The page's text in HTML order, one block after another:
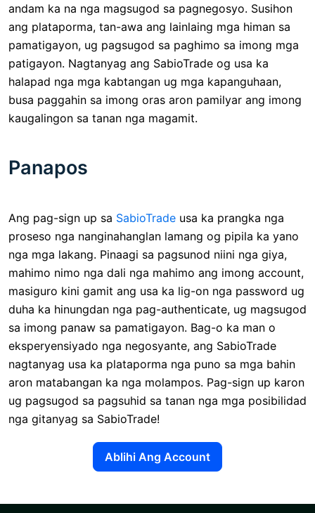
andam ka na nga magsugod sa pagnegosyo. Susihon
ang plataporma, tan-awa ang lainlaing mga himan sa
pamatigayon, ug pagsugod sa paghimo sa imong mga
patigayon. Nagtanyag ang SabioTrade og usa ka
halapad nga mga kabtangan ug mga kapanguhaan,
busa paggahin sa imong oras aron pamilyar ang imong
kaugalingon sa tanan nga magamit.
Panapos
Ang pag-sign up sa SabioTrade usa ka prangka nga
proseso nga nanginahanglan lamang og pipila ka yano
nga mga lakang. Pinaagi sa pagsunod niini nga giya,
mahimo nimo nga dali nga mahimo ang imong account,
masiguro kini gamit ang usa ka lig-on nga password ug
duha ka hinungdan nga pag-authenticate, ug magsugod
sa imong panaw sa pamatigayon. Bag-o ka man o
eksperyensiyado nga negosyante, ang SabioTrade
nagtanyag usa ka plataporma nga puno sa mga bahin
aron matabangan ka nga molampos. Pag-sign up karon
ug pagsugod sa pagsuhid sa tanan nga mga posibilidad
nga gitanyag sa SabioTrade!
Ablihi Ang Account